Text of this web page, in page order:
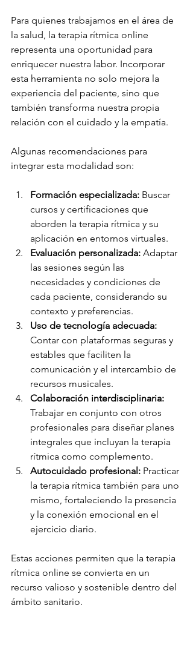
Para quienes trabajamos en el área de
la salud, la terapia rítmica online
representa una oportunidad para
enriquecer nuestra labor. Incorporar
esta herramienta no solo mejora la
experiencia del paciente, sino que
también transforma nuestra propia
relación con el cuidado y la empatía.
Algunas recomendaciones para
integrar esta modalidad son:
Formación especializada: Buscar
cursos y certificaciones que
aborden la terapia rítmica y su
aplicación en entornos virtuales.
Evaluación personalizada: Adaptar
las sesiones según las
necesidades y condiciones de
cada paciente, considerando su
contexto y preferencias.
Uso de tecnología adecuada:
Contar con plataformas seguras y
estables que faciliten la
comunicación y el intercambio de
recursos musicales.
Colaboración interdisciplinaria:
Trabajar en conjunto con otros
profesionales para diseñar planes
integrales que incluyan la terapia
rítmica como complemento.
Autocuidado profesional: Practicar
la terapia rítmica también para uno
mismo, fortaleciendo la presencia
y la conexión emocional en el
ejercicio diario.
Estas acciones permiten que la terapia
rítmica online se convierta en un
recurso valioso y sostenible dentro del
ámbito sanitario.